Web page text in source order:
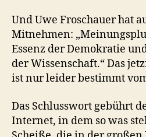
Und Uwe Froschauer hat
Mitnehmen:
Essenz der Demokratie
der Wissenschaft.“ Das
ist nur leider bestimmt
Das Schlusswort gebührt
Internet, in dem so was